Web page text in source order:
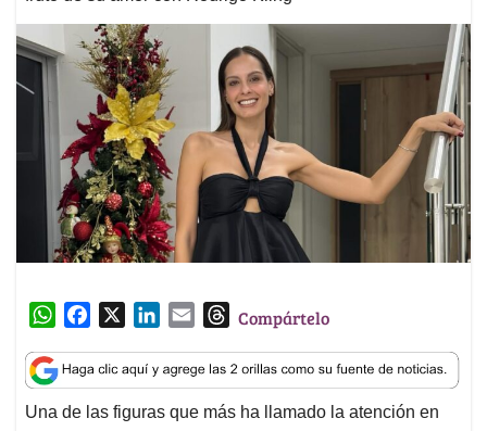
W
a
t
s
c
e
b
n
k
e
a
i
l
T
r
e
a
Compártelo
Una de las figuras que más ha llamado la atención en